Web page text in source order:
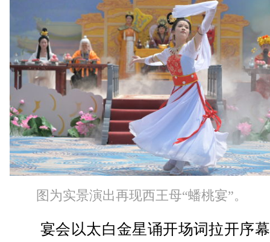
图为实景演出再现西王母“蟠桃宴”。
宴会以太白金星诵开场词拉开序